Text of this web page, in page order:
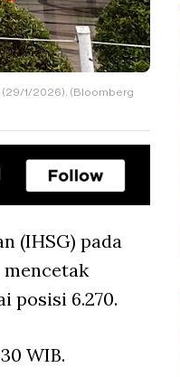
(29/1/2026). (Bloomberg
(IHSG) pada
mencetak
posisi 6.270.
WIB.